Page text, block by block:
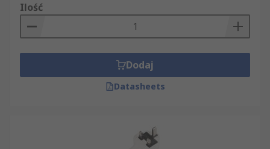
Ilość
Dodaj
Datasheets